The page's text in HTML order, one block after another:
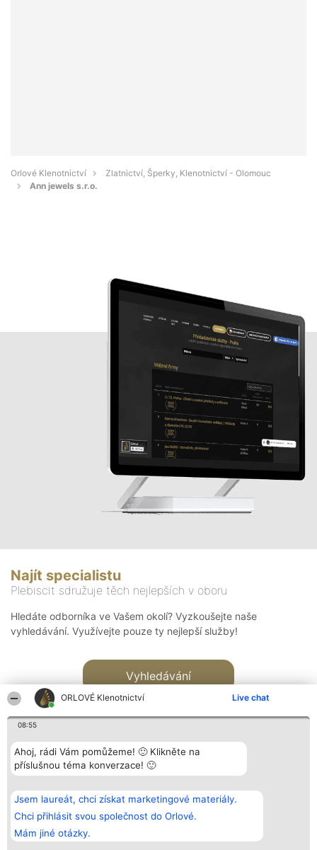
ORLOVÉ Klenotnictví Live chat
08:55
Ahoj, rádi Vám pomůžeme! 🙂 Klikněte na
příslušnou téma konverzace! 🙂
Jsem laureát, chci získat marketingové materiály.
Chci přihlásit svou společnost do Orlové.
Mám jiné otázky.
Orlové Klenotnictví
Zlatnictví, Šperky, Klenotnictví - Olomouc
Ann jewels s.r.o.
Najít specialistu
Plebiscit sdružuje těch nejlepších v oboru
Hledáte odborníka ve Vašem okolí? Vyzkoušejte naše
vyhledávání. Využívejte pouze ty nejlepší služby!
Vyhledávání
Bright Side Solutions sp. z o.
o. sp. k.
ul. Ruska 22
Wrocław 50-079
KRS 0000749100 | Regon
381313360 | NIP 8943132676
Vítězové
Seznam všech
laureátů
Zásady
Zásady
Kontakt